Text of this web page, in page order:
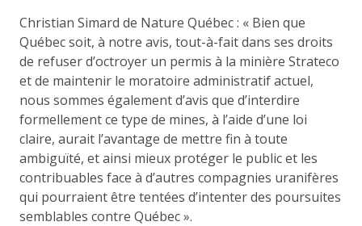
Christian Simard de Nature Québec : « Bien que
Québec soit, à notre avis, tout-à-fait dans ses droits
de refuser d’octroyer un permis à la minière Strateco
et de maintenir le moratoire administratif actuel,
nous sommes également d’avis que d’interdire
formellement ce type de mines, à l’aide d’une loi
claire, aurait l’avantage de mettre fin à toute
ambiguïté, et ainsi mieux protéger le public et les
contribuables face à d’autres compagnies uranifères
qui pourraient être tentées d’intenter des poursuites
semblables contre Québec ».